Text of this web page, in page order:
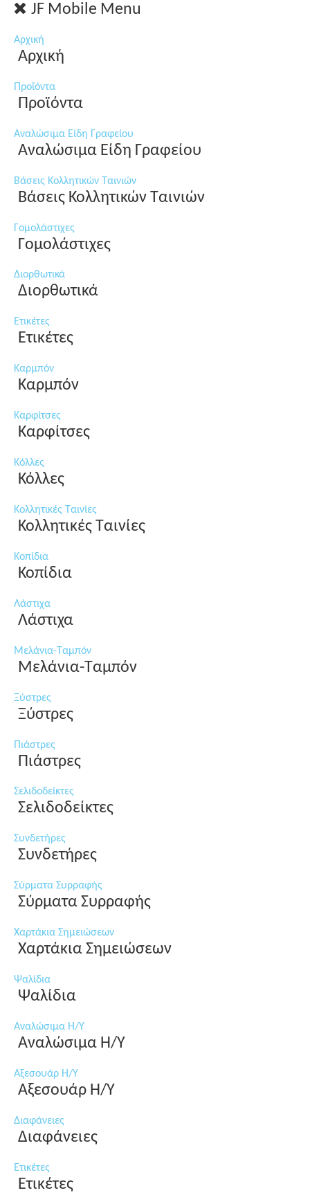
JF Mobile Menu
Αρχική
Αρχική
Προϊόντα
Προϊόντα
Αναλώσιμα Είδη Γραφείου
Αναλώσιμα Είδη Γραφείου
Βάσεις Κολλητικών Ταινιών
Βάσεις Κολλητικών Ταινιών
Γομολάστιχες
Γομολάστιχες
Διορθωτικά
Διορθωτικά
Ετικέτες
Ετικέτες
Καρμπόν
Καρμπόν
Καρφίτσες
Καρφίτσες
Κόλλες
Κόλλες
Κολλητικές Ταινίες
Κολλητικές Ταινίες
Κοπίδια
Κοπίδια
Λάστιχα
Λάστιχα
Μελάνια-Ταμπόν
Μελάνια-Ταμπόν
Ξύστρες
Ξύστρες
Πιάστρες
Πιάστρες
Σελιδοδείκτες
Σελιδοδείκτες
Συνδετήρες
Συνδετήρες
Σύρματα Συρραφής
Σύρματα Συρραφής
Χαρτάκια Σημειώσεων
Χαρτάκια Σημειώσεων
Ψαλίδια
Ψαλίδια
Αναλώσιμα Η/Υ
Αναλώσιμα Η/Υ
Αξεσουάρ Η/Υ
Αξεσουάρ Η/Υ
Διαφάνειες
Διαφάνειες
Ετικέτες
Ετικέτες